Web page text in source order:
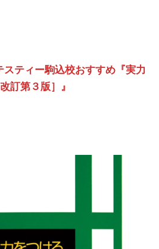
スティー駒込校おすすめ『実力
訂第３版］』